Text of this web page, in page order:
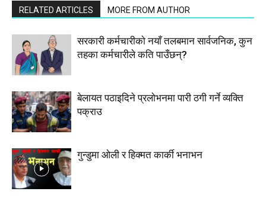
RELATED ARTICLES MORE FROM AUTHOR
सरकारी कर्मचारीकाे नयाँ तलबमान सार्वजनिक, कुन
तहका कर्मचारीले कति पाउँछन्?
बेलायत पठाइदिने प्रलाेभनमा पारी ठगी गर्ने व्यक्ति
पक्राउ
गुन्डुमा ओली र हिक्मत कार्की भनाभन